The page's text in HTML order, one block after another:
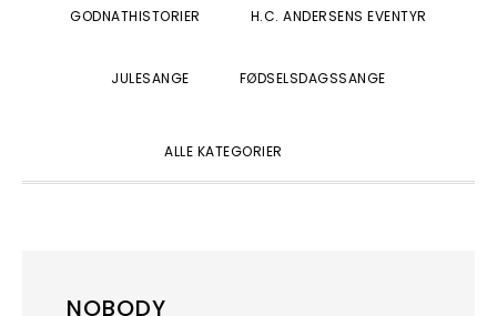
GODNATHISTORIER H.C. ANDERSENS EVENTYR
JULESANGE FØDSELSDAGSSANGE
ALLE KATEGORIER
NOBODY